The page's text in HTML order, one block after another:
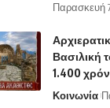
Παρασκευή
Βασιλική
1.400
Κοινωνία